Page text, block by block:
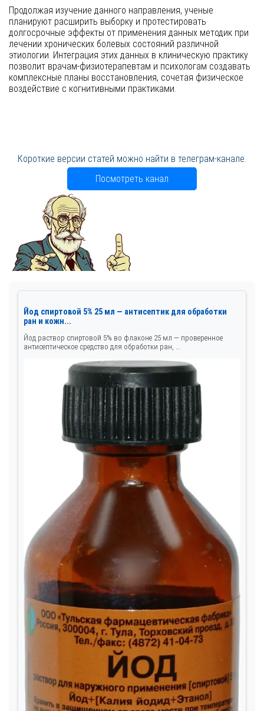
Продолжая изучение данного направления, ученые
планируют расширить выборку и протестировать
долгосрочные эффекты от применения данных методик при
лечении хронических болевых состояний различной
этиологии. Интеграция этих данных в клиническую практику
позволит врачам-физиотерапевтам и психологам создавать
комплексные планы восстановления, сочетая физическое
воздействие с когнитивными практиками.
Короткие версии статей можно найти в телеграм-канале.
Посмотреть канал
Йод спиртовой 5% 25 мл — антисептик для обработки
ран и кожн...
Йод раствор спиртовой 5% во флаконе 25 мл — проверенное
антисептическое средство для обработки ран, ...